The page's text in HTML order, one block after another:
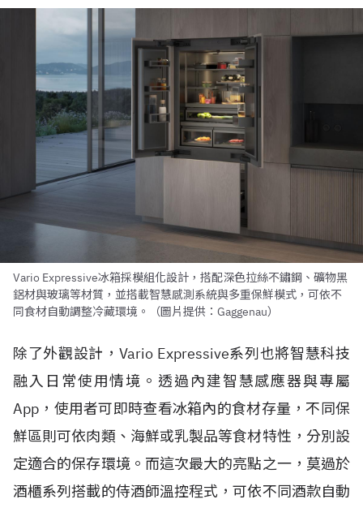
Vario Expressive冰箱採模組化設計，搭配深色拉絲不鏽鋼、礦物黑
鋁材與玻璃等材質，並搭載智慧感測系統與多重保鮮模式，可依不
同食材自動調整冷藏環境。（圖片提供：Gaggenau）
除了外觀設計，Vario Expressive系列也將智慧科技
融入日常使用情境。透過內建智慧感應器與專屬
App，使用者可即時查看冰箱內的食材存量，不同保
鮮區則可依肉類、海鮮或乳製品等食材特性，分別設
定適合的保存環境。而這次最大的亮點之一，莫過於
酒櫃系列搭載的侍酒師溫控程式，可依不同酒款自動